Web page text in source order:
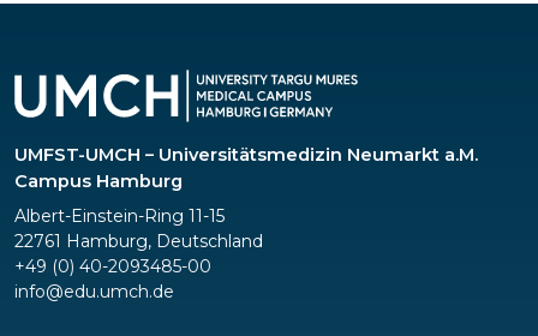
UMFST-UMCH – Universitätsmedizin Neumarkt a.M.
Campus Hamburg
Albert-Einstein-Ring 11-15
22761 Hamburg, Deutschland
+49 (0) 40-2093485-00
info@edu.umch.de